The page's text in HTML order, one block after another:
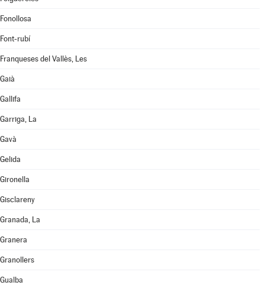
Fonollosa
Font-rubí
Franqueses del Vallès, Les
Gaià
Gallifa
Garriga, La
Gavà
Gelida
Gironella
Gisclareny
Granada, La
Granera
Granollers
Gualba